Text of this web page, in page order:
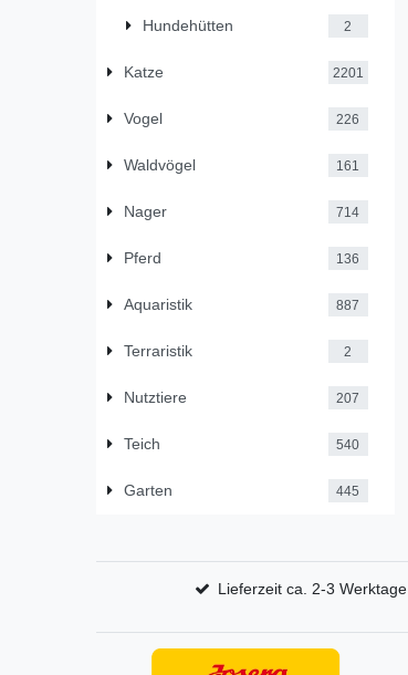
Hundehütten 2
Katze 2201
Vogel 226
Waldvögel 161
Nager 714
Pferd 136
Aquaristik 887
Terraristik 2
Nutztiere 207
Teich 540
Garten 445
Lieferzeit ca. 2-3 Werktage